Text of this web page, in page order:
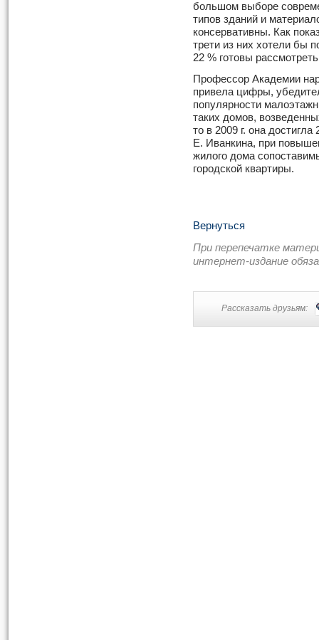
большом выборе
типов зданий и
консервативны. Как
трети из них хотели бы
22 % готовы
Профессор Академии
привела цифры,
популярности
таких домов,
то в 2009 г. она
Е. Иванкина, при
жилого дома
городской квартиры.
Вернуться
При перепечатке
интернет-издание
Рассказать друзьям: